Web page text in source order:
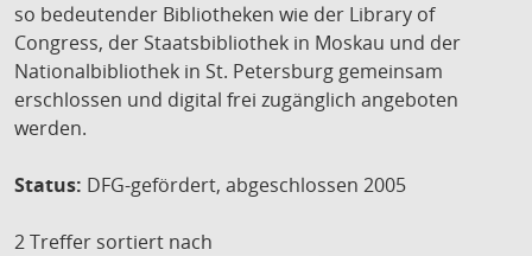
so bedeutender Bibliotheken wie der Library of
Congress, der Staatsbibliothek in Moskau und der
Nationalbibliothek in St. Petersburg gemeinsam
erschlossen und digital frei zugänglich angeboten
werden.
Status: DFG-gefördert, abgeschlossen 2005
2 Treffer sortiert nach